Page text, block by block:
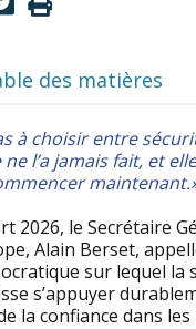
des matières
à choisir entre
l’a jamais fait, et
2026, le Secrétaire
Alain Berset,
sur lequel la
s’appuyer
la confiance dans